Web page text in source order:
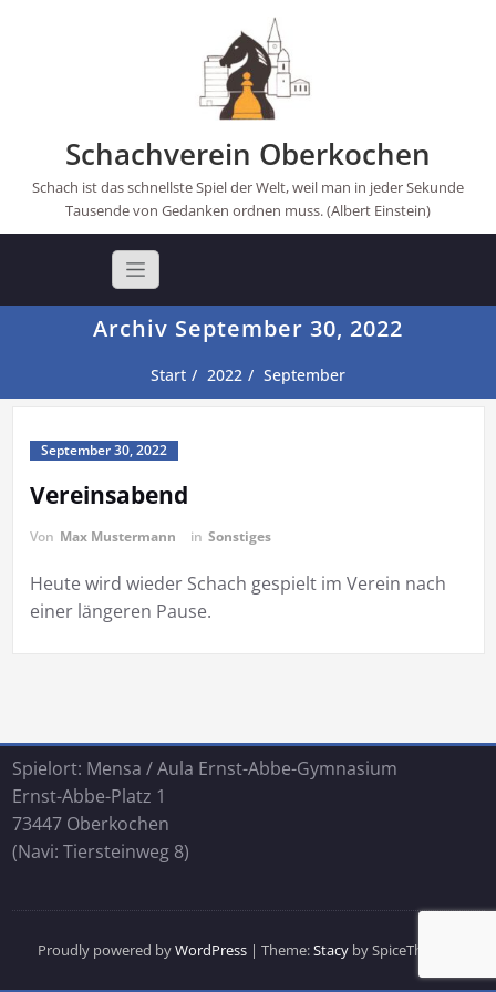
Schachverein Oberkochen
Schach ist das schnellste Spiel der Welt, weil man in jeder Sekunde
Tausende von Gedanken ordnen muss. (Albert Einstein)
Archiv September 30, 2022
Start 2022 September
September 30, 2022
Vereinsabend
Von Max Mustermann in Sonstiges
Heute wird wieder Schach gespielt im Verein nach
einer längeren Pause.
Spielort: Mensa / Aula Ernst-Abbe-Gymnasium
Ernst-Abbe-Platz 1
73447 Oberkochen
(Navi: Tiersteinweg 8)
Proudly powered byWordPress | Theme:Stacy by SpiceThemes